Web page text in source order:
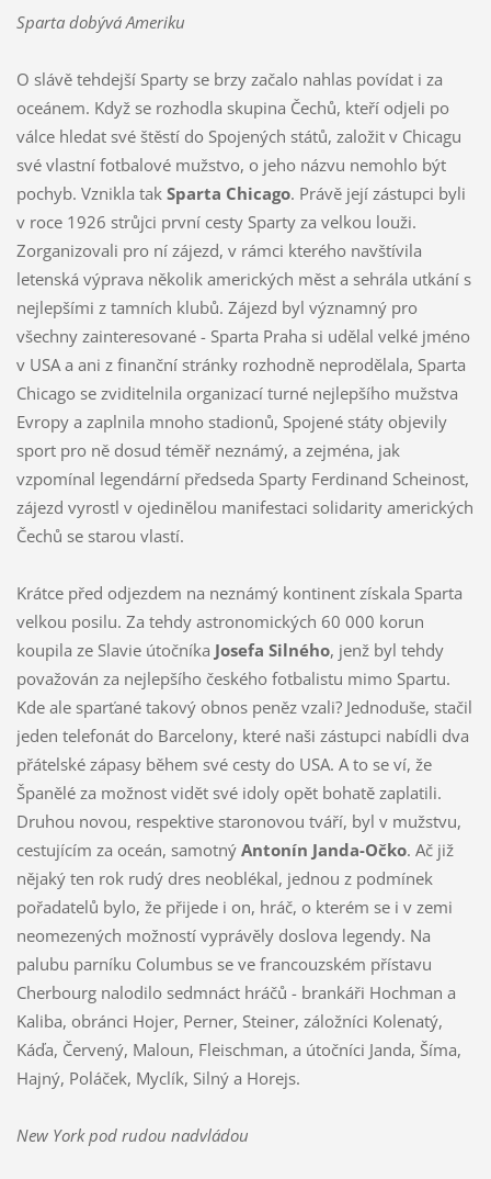
Sparta dobývá Ameriku
O slávě tehdejší Sparty se brzy začalo nahlas povídat i za
oceánem. Když se rozhodla skupina Čechů, kteří odjeli po
válce hledat své štěstí do Spojených států, založit v Chicagu
své vlastní fotbalové mužstvo, o jeho názvu nemohlo být
pochyb. Vznikla tak Sparta Chicago. Právě její zástupci byli
v roce 1926 strůjci první cesty Sparty za velkou louži.
Zorganizovali pro ní zájezd, v rámci kterého navštívila
letenská výprava několik amerických měst a sehrála utkání s
nejlepšími z tamních klubů. Zájezd byl významný pro
všechny zainteresované - Sparta Praha si udělal velké jméno
v USA a ani z finanční stránky rozhodně neprodělala, Sparta
Chicago se zviditelnila organizací turné nejlepšího mužstva
Evropy a zaplnila mnoho stadionů, Spojené státy objevily
sport pro ně dosud téměř neznámý, a zejména, jak
vzpomínal legendární předseda Sparty Ferdinand Scheinost,
zájezd vyrostl v ojedinělou manifestaci solidarity amerických
Čechů se starou vlastí.
Krátce před odjezdem na neznámý kontinent získala Sparta
velkou posilu. Za tehdy astronomických 60 000 korun
koupila ze Slavie útočníka Josefa Silného, jenž byl tehdy
považován za nejlepšího českého fotbalistu mimo Spartu.
Kde ale sparťané takový obnos peněz vzali? Jednoduše, stačil
jeden telefonát do Barcelony, které naši zástupci nabídli dva
přátelské zápasy během své cesty do USA. A to se ví, že
Španělé za možnost vidět své idoly opět bohatě zaplatili.
Druhou novou, respektive staronovou tváří, byl v mužstvu,
cestujícím za oceán, samotný Antonín Janda-Očko. Ač již
nějaký ten rok rudý dres neoblékal, jednou z podmínek
pořadatelů bylo, že přijede i on, hráč, o kterém se i v zemi
neomezených možností vyprávěly doslova legendy. Na
palubu parníku Columbus se ve francouzském přístavu
Cherbourg nalodilo sedmnáct hráčů - brankáři Hochman a
Kaliba, obránci Hojer, Perner, Steiner, záložníci Kolenatý,
Káďa, Červený, Maloun, Fleischman, a útočníci Janda, Šíma,
Hajný, Poláček, Myclík, Silný a Horejs.
New York pod rudou nadvládou